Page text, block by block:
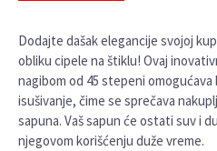
Dodajte dašak elegancije svojoj
obliku cipele na štiklu! Ovaj
nagibom od 45 stepeni
isušivanje, čime se sprečava
sapuna. Vaš sapun će ostati suv i
njegovom korišćenju duže vreme.